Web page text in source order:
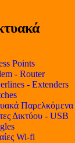
Points
- Router
- Extenders
Παρελκόμενα
Δικτύου - USB
Wi-fi